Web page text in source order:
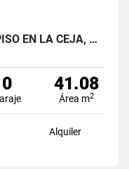
APARTAMENTO EN SEGUNDO PISO EN LA CEJA, ANTIOQUIA
0 41.08
Área m2
Alquiler